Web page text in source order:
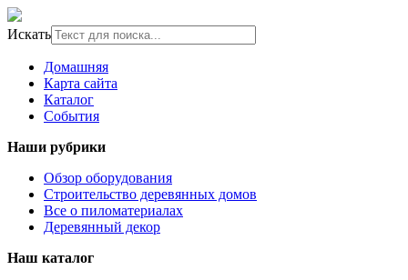
Искать
Домашняя
Карта сайта
Каталог
События
Наши рубрики
Обзор оборудования
Строительство деревянных домов
Все о пиломатериалах
Деревянный декор
Наш каталог